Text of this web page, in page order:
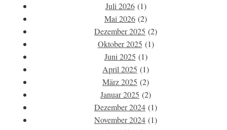
Juli 2026(1)
Mai 2026 (2)
Dezember 2025 (2)
Oktober 2025 (1)
Juni 2025 (1)
April 2025 (1)
März 2025 (2)
Januar 2025 (2)
Dezember 2024 (1)
November 2024 (1)